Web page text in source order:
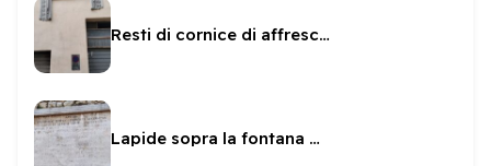
Resti di cornice di affresco in Via del Trivio
Lapide sopra la fontana del Duomo